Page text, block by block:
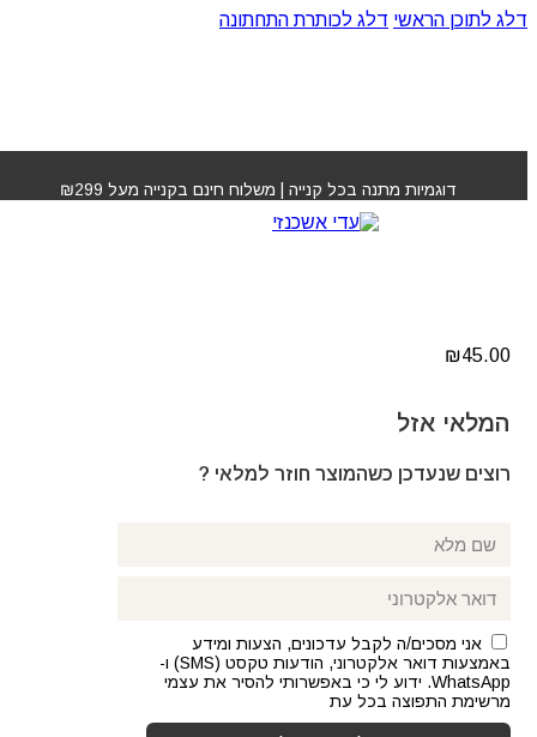
דלג לתוכן הראשי דלג לכותרת התחתונה
דוגמיות מתנה בכל קנייה | משלוח חינם בקנייה מעל ₪299
מקלון כיסוי שיער שיבה
₪45.00
המלאי אזל
רוצים שנעדכן כשהמוצר חוזר למלאי ?
אני מסכים/ה לקבל עדכונים, הצעות ומידע
באמצעות דואר אלקטרוני, הודעות טקסט (SMS) ו-
WhatsApp. ידוע לי כי באפשרותי להסיר את עצמי
מרשימת התפוצה בכל עת